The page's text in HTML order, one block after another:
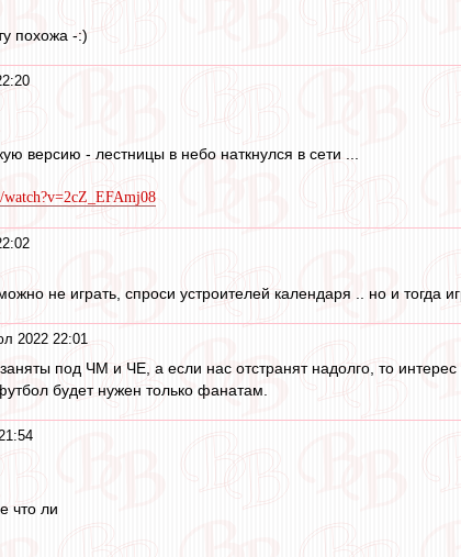
похожа -:)
версию - лестницы в небо наткнулся в сети ...
не играть, спроси устроителей календаря .. но и тогда
2022 22:01
под ЧМ и ЧЕ, а если нас отстранят надолго, то
будет нужен только фанатам.
что ли